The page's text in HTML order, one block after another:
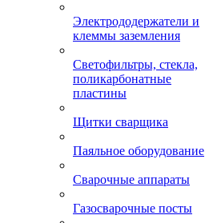
Электрододержатели и
клеммы заземления
Светофильтры, стекла,
поликарбонатные
пластины
Щитки сварщика
Паяльное оборудование
Сварочные аппараты
Газосварочные посты